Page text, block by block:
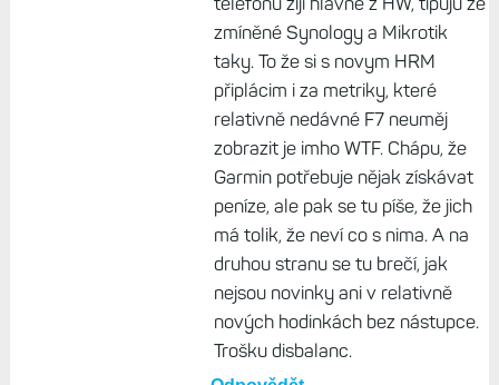
pokud Garmin žije především z
prodeje hw, tak podobně postupovat
musí. Apple žije krom jiného ze služeb
a procent z prodeje sw.
Odpovědět
lojzik, 25. Únor 2026, 14:34
Většina ostatních výrobců
telefonů žijí hlavně z HW, tipuju že
zmíněné Synology a Mikrotik
taky. To že si s novym HRM